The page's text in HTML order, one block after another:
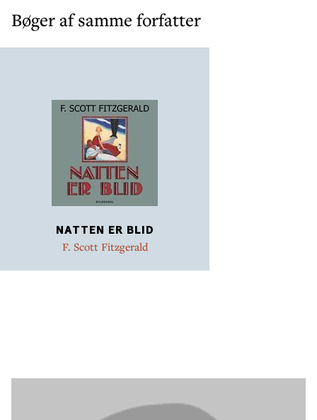
Bøger af samme forfatter
NATTEN ER BLID
F. Scott Fitzgerald